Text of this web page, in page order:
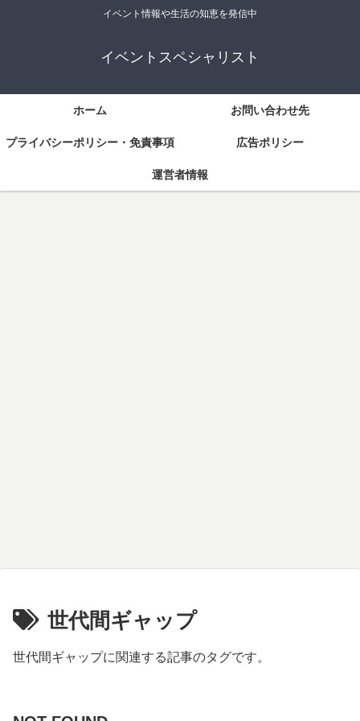
イベント情報や生活の知恵を発信中
イベントスペシャリスト
ホーム お問い合わせ先
プライバシーポリシー・免責事項 広告ポリシー
運営者情報
世代間ギャップ
世代間ギャップに関連する記事のタグです。